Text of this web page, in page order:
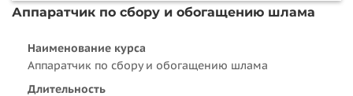
Аппаратчик по сбору и обогащению шлама
Наименование курса
Аппаратчик по сбору и обогащению шлама
Длительность